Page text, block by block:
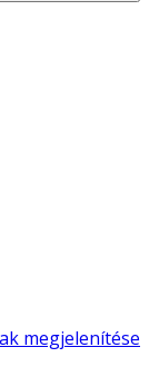
megjelenítése